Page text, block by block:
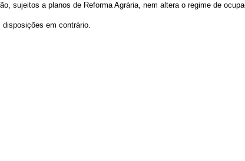
sujeitos a planos de Reforma Agrária, nem altera o regime de
em contrário.